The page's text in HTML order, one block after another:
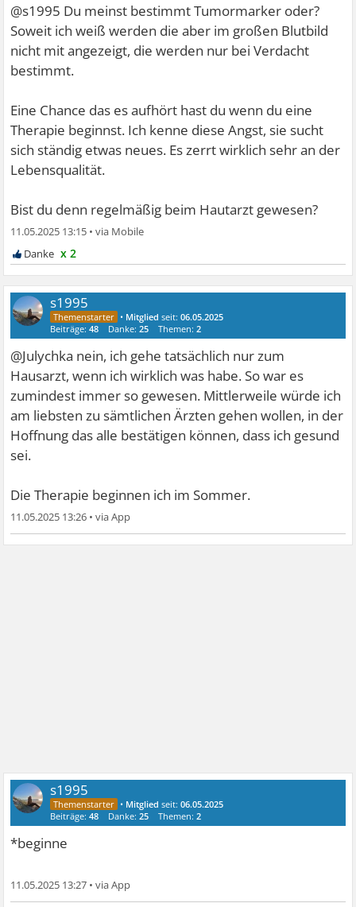
@s1995 Du meinst bestimmt Tumormarker oder?
Soweit ich weiß werden die aber im großen Blutbild
nicht mit angezeigt, die werden nur bei Verdacht
bestimmt.
Eine Chance das es aufhört hast du wenn du eine
Therapie beginnst. Ich kenne diese Angst, sie sucht
sich ständig etwas neues. Es zerrt wirklich sehr an der
Lebensqualität.
Bist du denn regelmäßig beim Hautarzt gewesen?
11.05.2025 13:15 •
x 2
s1995
• Mitglied seit:06.05.2025
Beiträge:48 Danke:25 Themen:2
@Julychka nein, ich gehe tatsächlich nur zum
Hausarzt, wenn ich wirklich was habe. So war es
zumindest immer so gewesen. Mittlerweile würde ich
am liebsten zu sämtlichen Ärzten gehen wollen, in der
Hoffnung das alle bestätigen können, dass ich gesund
sei.
Die Therapie beginnen ich im Sommer.
11.05.2025 13:26 •
s1995
• Mitglied seit:06.05.2025
Beiträge:48 Danke:25 Themen:2
*beginne
11.05.2025 13:27 •